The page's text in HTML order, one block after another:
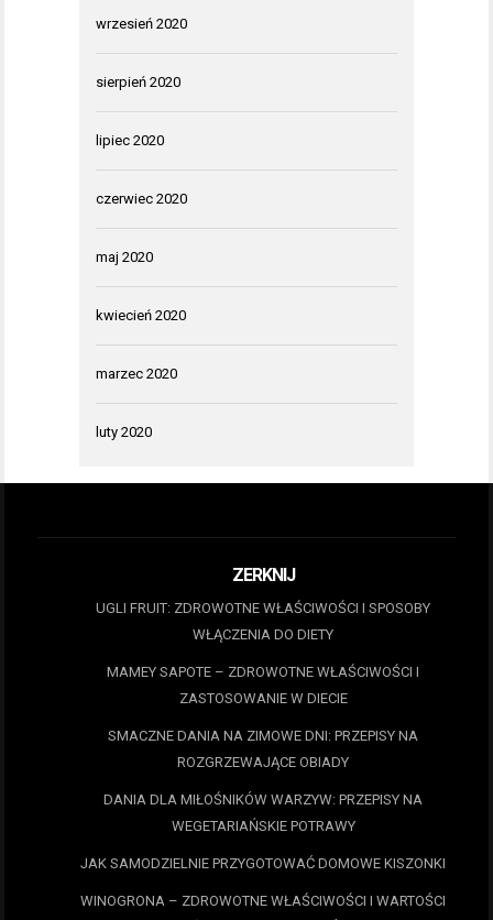
wrzesień 2020
sierpień 2020
lipiec 2020
czerwiec 2020
maj 2020
kwiecień 2020
marzec 2020
luty 2020
ZERKNIJ
UGLI FRUIT: ZDROWOTNE WŁAŚCIWOŚCI I SPOSOBY
WŁĄCZENIA DO DIETY
MAMEY SAPOTE – ZDROWOTNE WŁAŚCIWOŚCI I
ZASTOSOWANIE W DIECIE
SMACZNE DANIA NA ZIMOWE DNI: PRZEPISY NA
ROZGRZEWAJĄCE OBIADY
DANIA DLA MIŁOŚNIKÓW WARZYW: PRZEPISY NA
WEGETARIAŃSKIE POTRAWY
JAK SAMODZIELNIE PRZYGOTOWAĆ DOMOWE KISZONKI
WINOGRONA – ZDROWOTNE WŁAŚCIWOŚCI I WARTOŚCI